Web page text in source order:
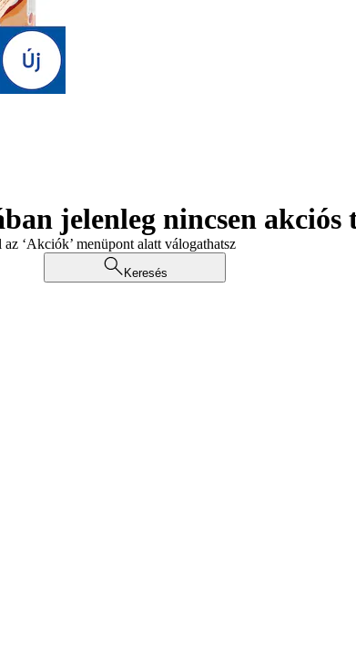
jelenleg nincsen akciós
‘Akciók’ menüpont alatt válogathatsz
Keresés